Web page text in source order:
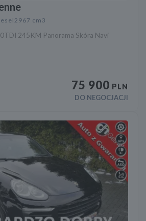
2967 cm3
245KM Panorama Skóra Navi
75 900 PLN
DO NEGOCJACJI